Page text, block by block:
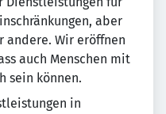
aber
andere. Wir eröffnen
auch Menschen mit
sein können.
in